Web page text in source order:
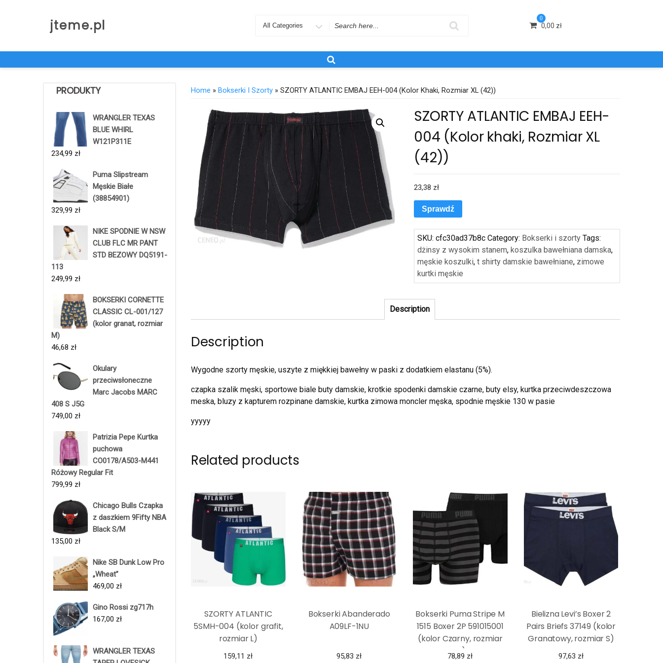
jteme.pl
Search
0
0,00 zł
PRODUKTY
WRANGLER TEXAS
BLUE WHIRL
W121P311E
234,99 zł
Puma Slipstream
Męskie Białe
(38854901)
329,99 zł
NIKE SPODNIE W NSW
CLUB FLC MR PANT
STD BEZOWY DQ5191-
113
249,99 zł
BOKSERKI CORNETTE
CLASSIC CL-001/127
(kolor granat, rozmiar
M)
46,68 zł
Okulary
przeciwsłoneczne
Marc Jacobs MARC
408 S J5G
749,00 zł
Patrizia Pepe Kurtka
puchowa
CO0178/A503-M441
Różowy Regular Fit
799,99 zł
Chicago Bulls Czapka
z daszkiem 9Fifty NBA
Black S/M
135,00 zł
Nike SB Dunk Low Pro
„Wheat”
469,00 zł
Gino Rossi zg717h
167,00 zł
WRANGLER TEXAS
Home » Bokserki I Szorty » SZORTY ATLANTIC EMBAJ EEH-004 (Kolor Khaki, Rozmiar XL (42))
SZORTY ATLANTIC EMBAJ EEH-
004 (Kolor khaki, Rozmiar XL
(42))
23,38 zł
Sprawdź
SKU:cfc30ad37b8c Category: Bokserki i szorty Tags:
dżinsy z wysokim stanem,koszulka bawełniana damska,
męskie koszulki,t shirty damskie bawełniane, zimowe
kurtki męskie
Description
Description
Wygodne szorty męskie, uszyte z miękkiej bawełny w paski z dodatkiem elastanu (5%).
czapka szalik męski, sportowe biale buty damskie, krotkie spodenki damskie czarne, buty elsy, kurtka przeciwdeszczowa
meska, bluzy z kapturem rozpinane damskie, kurtka zimowa moncler męska, spodnie męskie 130 w pasie
yyyyy
Related products
SZORTY ATLANTIC
5SMH-004 (kolor grafit,
rozmiar L)
159,11 zł
Bokserki Abanderado
A09LF-1NU
95,83 zł
Bokserki Puma Stripe M
1515 Boxer 2P 591015001
(kolor Czarny, rozmiar
M)
78,89 zł
Bielizna Levi’s Boxer 2
Pairs Briefs 37149 (kolor
Granatowy, rozmiar S)
97,63 zł